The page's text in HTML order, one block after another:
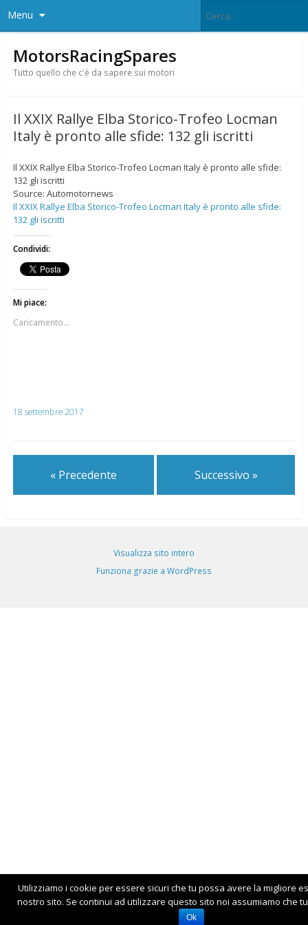
Menu
MotorsRacingSpares
Tutto quello che c'è da sapere sui motori
Il XXIX Rallye Elba Storico-Trofeo Locman
Italy è pronto alle sfide: 132 gli iscritti
Il XXIX Rallye Elba Storico-Trofeo Locman Italy è pronto alle sfide:
132 gli iscritti
Source: Automotornews
Il XXIX Rallye Elba Storico-Trofeo Locman Italy è pronto alle sfide:
132 gli iscritti
Condividi:
Mi piace:
Caricamento...
18 settembre 2017
« Precedente Successivo »
Visualizza sito intero
Funziona grazie a WordPress
Utilizziamo i cookie per essere sicuri che tu possa avere la migliore
nostro sito. Se continui ad utilizzare questo sito noi assumiamo che
Ok